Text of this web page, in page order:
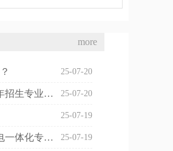
more
25-07-20
河南省工业学校航空港校区2025年招生专业及收费标准 25-07-20
25-07-19
河南省工业学校王牌专业——机电一体化专业好吗？值得报考吗？ 25-07-19